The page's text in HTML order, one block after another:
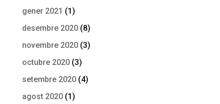
gener 2021 (1)
desembre 2020(8)
novembre 2020(3)
octubre 2020(3)
setembre 2020(4)
agost 2020(1)